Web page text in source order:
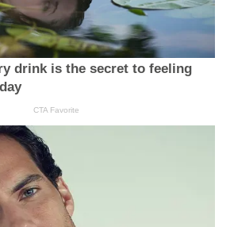
drink is the secret to feeling
CTA Favorite